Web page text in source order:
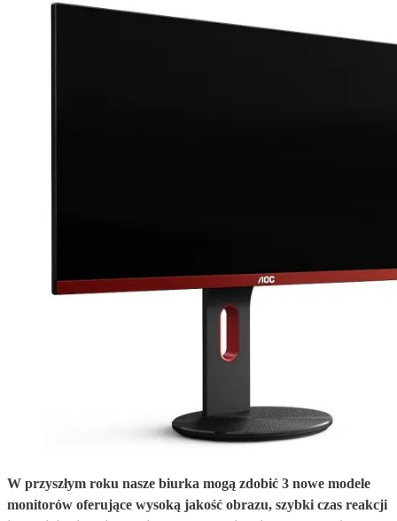
W przyszłym roku nasze biurka mogą zdobić 3 nowe modele
monitorów oferujące wysoką jakość obrazu, szybki czas reakcji